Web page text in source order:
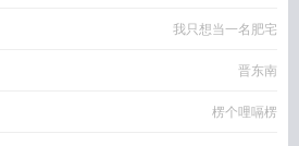
我只想当一名肥宅
晋东南
楞个哩嗝楞